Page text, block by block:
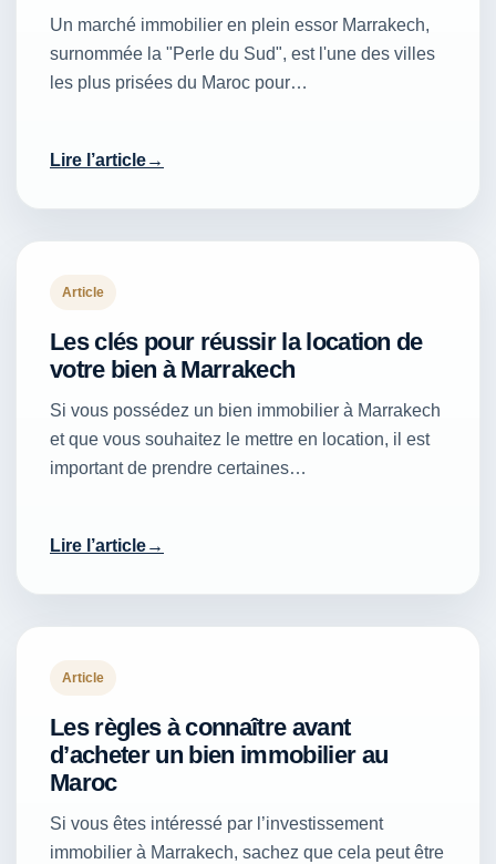
Un marché immobilier en plein essor Marrakech,
surnommée la "Perle du Sud", est l'une des villes
les plus prisées du Maroc pour…
Lire l’article
Article
Les clés pour réussir la location de
votre bien à Marrakech
Si vous possédez un bien immobilier à Marrakech
et que vous souhaitez le mettre en location, il est
important de prendre certaines…
Lire l’article
Article
Les règles à connaître avant
d’acheter un bien immobilier au
Maroc
Si vous êtes intéressé par l’investissement
immobilier à Marrakech, sachez que cela peut être